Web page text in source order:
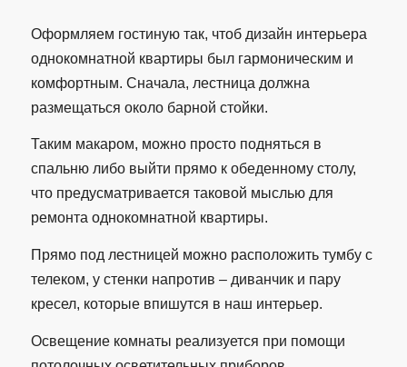
Оформляем гостиную так, чтоб дизайн интерьера
однокомнатной квартиры был гармоническим и
комфортным. Сначала, лестница должна
размещаться около барной стойки.
Таким макаром, можно просто подняться в
спальню либо выйти прямо к обеденному столу,
что предусматривается таковой мыслью для
ремонта однокомнатной квартиры.
Прямо под лестницей можно расположить тумбу с
телеком, у стенки напротив – диванчик и пару
кресел, которые впишутся в наш интерьер.
Освещение комнаты реализуется при помощи